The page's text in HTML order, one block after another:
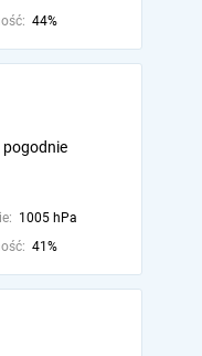
44%
pogodnie
1005 hPa
41%